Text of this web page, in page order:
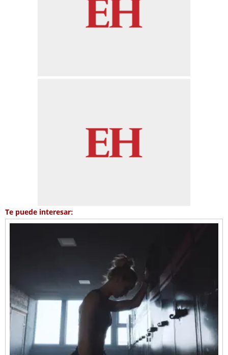
Te puede interesar: